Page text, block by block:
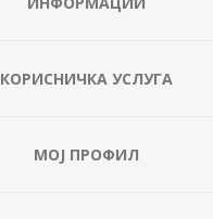
КОРИСНИЧКА УСЛУГА
МОЈ ПРОФИЛ